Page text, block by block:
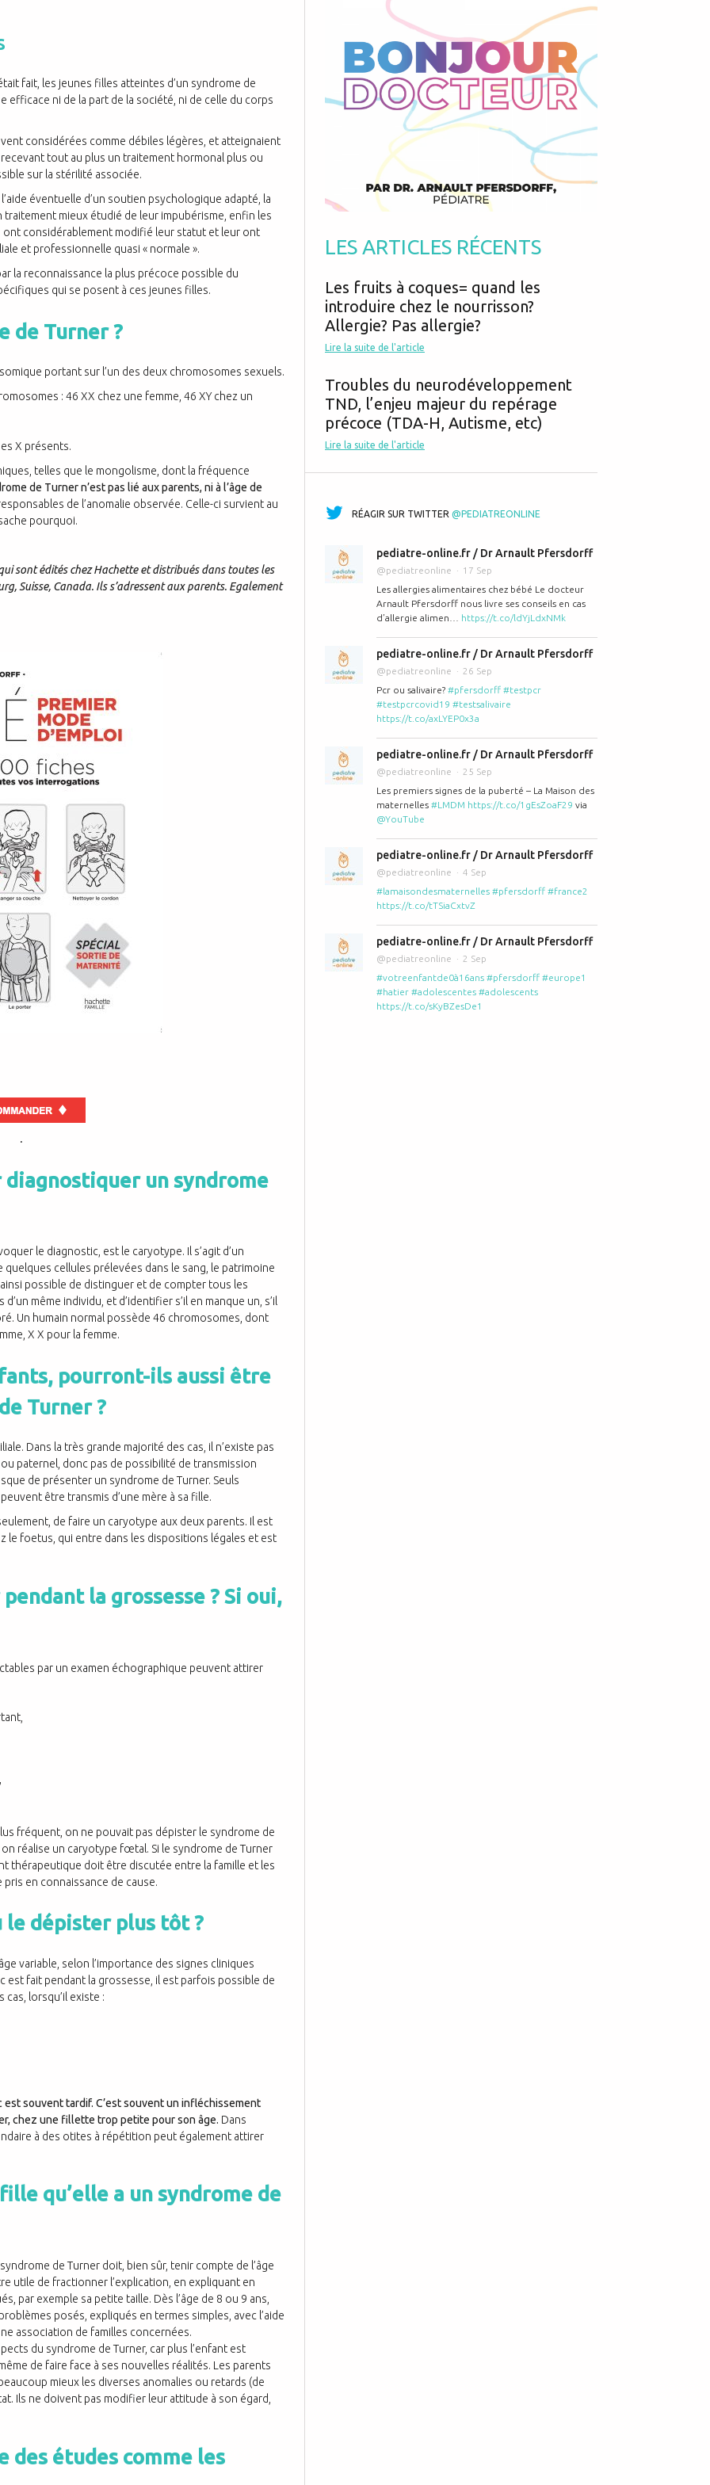
Cardio vasculaire
Développement
Hygiène
Nourrissons
Podcasts
Protection enfance
Psycho social
psychologie
Vacances
Vaccins
Vision
Voyages
fait, les jeunes filles atteintes d’un syndrome de
efficace ni de la part de la société, ni de celle du corps
considérées comme débiles légères, et atteignaient
tout au plus un traitement hormonal plus ou
sur la stérilité associée.
éventuelle d’un soutien psychologique adapté, la
mieux étudié de leur impubérisme, enfin les
considérablement modifié leur statut et leur ont
et professionnelle quasi « normale ».
la reconnaissance la plus précoce possible du
qui se posent à ces jeunes filles.
de Turner ?
portant sur l’un des deux chromosomes sexuels.
: 46 XX chez une femme, 46 XY chez un
X présents.
telles que le mongolisme, dont la fréquence
de Turner n’est pas lié aux parents, ni à l’âge de
de l’anomalie observée. Celle-ci survient au
pourquoi.
sont édités chez Hachette et distribués dans toutes les
Suisse, Canada. Ils s’adressent aux parents. Egalement
.
un syndrome
le diagnostic, est le caryotype. Il s’agit d’un
cellules prélevées dans le sang, le patrimoine
possible de distinguer et de compter tous les
même individu, et d’identifier s’il en manque un, s’il
Un humain normal possède 46 chromosomes, dont
X X pour la femme.
pourront-ils aussi être
Turner ?
Dans la très grande majorité des cas, il n’existe pas
paternel, donc pas de possibilité de transmission
de présenter un syndrome de Turner. Seuls
être transmis d’une mère à sa fille.
de faire un caryotype aux deux parents. Il est
le foetus, qui entre dans les dispositions légales et est
la grossesse ? Si oui,
par un examen échographique peuvent attirer
fréquent, on ne pouvait pas dépister le syndrome de
on réalise un caryotype fœtal. Si le syndrome de Turner
thérapeutique doit être discutée entre la famille et les
en connaissance de cause.
dépister plus tôt ?
variable, selon l’importance des signes cliniques
est fait pendant la grossesse, il est parfois possible de
cas, lorsqu’il existe :
souvent tardif. C’est souvent un infléchissement
chez une fillette trop petite pour son âge. Dans
à des otites à répétition peut également attirer
qu’elle a un syndrome de
de Turner doit, bien sûr, tenir compte de l’âge
utile de fractionner l’explication, en expliquant en
par exemple sa petite taille. Dès l’âge de 8 ou 9 ans,
posés, expliqués en termes simples, avec l’aide
association de familles concernées.
du syndrome de Turner, car plus l’enfant est
de faire face à ses nouvelles réalités. Les parents
mieux les diverses anomalies ou retards (de
Ils ne doivent pas modifier leur attitude à son égard,
études comme les
LES ARTICLES RÉCENTS
Les fruits à coques= quand les
introduire chez le nourrisson?
Allergie? Pas allergie?
Lire la suite de l'article
Troubles du neurodéveloppement
TND, l’enjeu majeur du repérage
précoce (TDA-H, Autisme, etc)
Lire la suite de l'article
RÉAGIR SUR TWITTER @PEDIATREONLINE
pediatre-online.fr / Dr Arnault Pfersdorff
@pediatreonline
17 Sep
Les allergies alimentaires chez bébé Le docteur
Arnault Pfersdorff nous livre ses conseils en cas
d’allergie alimen… https://t.co/ldYjLdxNMk
pediatre-online.fr / Dr Arnault Pfersdorff
@pediatreonline
26 Sep
Pcr ou salivaire? #pfersdorff #testpcr
#testpcrcovid19 #testsalivaire
https://t.co/axLYEP0x3a
pediatre-online.fr / Dr Arnault Pfersdorff
@pediatreonline
25 Sep
Les premiers signes de la puberté – La Maison des
maternelles #LMDM https://t.co/1gEsZoaF29 via
@YouTube
pediatre-online.fr / Dr Arnault Pfersdorff
@pediatreonline
4 Sep
#lamaisondesmaternelles #pfersdorff #france2
https://t.co/tTSiaCxtvZ
pediatre-online.fr / Dr Arnault Pfersdorff
@pediatreonline
2 Sep
#votreenfantde0à16ans #pfersdorff #europe1
#hatier #adolescentes #adolescents
https://t.co/sKyBZesDe1